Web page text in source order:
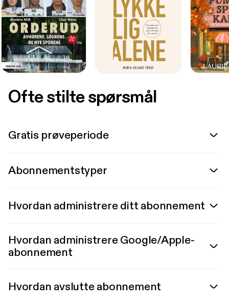
Ofte stilte spørsmål
Gratis prøveperiode
Abonnementstyper
Hvordan administrere ditt abonnement
Hvordan administrere Google/Apple-
abonnement
Hvordan avslutte abonnement